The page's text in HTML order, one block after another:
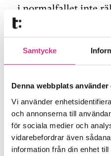
Samtycke
Denna webbplats använder
Vi använder
och annonserna till
för sociala medier och
vidarebefordrar även
information från din enhet
i normalfallet inte
medföljande
utan den
uppfylla
Ingen övre tidsgräns
En förändring som
vara bra är att den
på hur lång tid man